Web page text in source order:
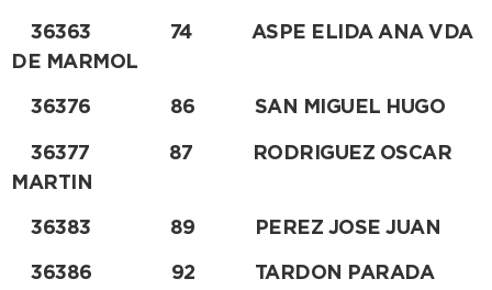
36363 74 ASPE ELIDA ANA VDA
DE MARMOL
36376 86 SAN MIGUEL HUGO
36377 87 RODRIGUEZ OSCAR
MARTIN
36383 89 PEREZ JOSE JUAN
36386 92 TARDON PARADA